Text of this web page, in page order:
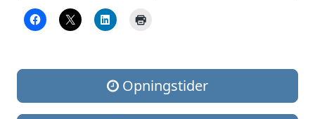
Opningstider